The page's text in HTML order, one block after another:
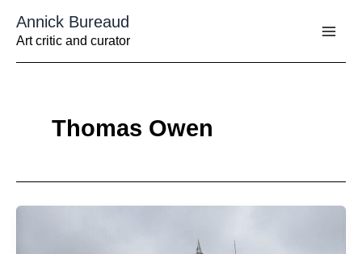
contenu
Annick Bureaud
Art critic and curator
Thomas Owen